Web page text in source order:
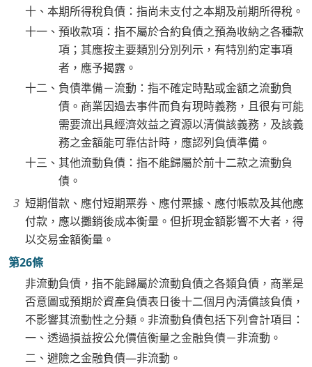
十、本期所得稅負債：指尚未支付之本期及前期所得稅。
十一、預收款項：指不屬於合約負債之預為收納之各種款
項；其應按主要類別分別列示，有特別約定事項
者，應予揭露。
十二、負債準備－流動：指不確定時點或金額之流動負
債。商業因過去事件而負有現時義務，且很有可能
需要流出具經濟效益之資源以清償該義務，及該義
務之金額能可靠估計時，應認列負債準備。
十三、其他流動負債：指不能歸屬於前十二款之流動負
債。
短期借款、應付短期票券、應付票據、應付帳款及其他應
付款，應以攤銷後成本衡量。但折現金額影響不大者，得
以交易金額衡量。
第26條
非流動負債，指不能歸屬於流動負債之各類負債，商業是
否意圖或預期於資產負債表日後十二個月內清償該負債，
不影響其流動性之分類。非流動負債包括下列會計項目：
一、透過損益按公允價值衡量之金融負債－非流動。
二、避險之金融負債—非流動。